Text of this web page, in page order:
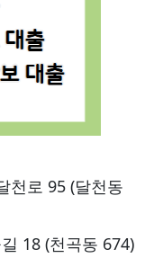
천로 95 (달천동
18 (천곡동 674)